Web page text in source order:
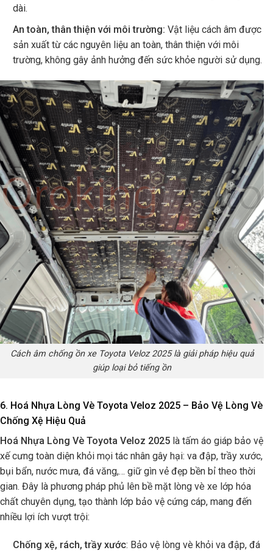
dài.
An toàn, thân thiện với môi trường: Vật liệu cách âm được
sản xuất từ các nguyên liệu an toàn, thân thiện với môi
trường, không gây ảnh hưởng đến sức khỏe người sử dụng.
Cách âm chống ồn xe Toyota Veloz 2025 là giải pháp hiệu quả
giúp loại bỏ tiếng ồn
6. Hoá Nhựa Lòng Vè Toyota Veloz 2025 – Bảo Vệ Lòng Vè
Chống Xệ Hiệu Quả
Hoá Nhựa Lòng Vè Toyota Veloz 2025 là tấm áo giáp bảo vệ
xế cưng toàn diện khỏi mọi tác nhân gây hại: va đập, trầy xước,
bụi bẩn, nước mưa, đá văng,… giữ gìn vẻ đẹp bền bỉ theo thời
gian. Đây là phương pháp phủ lên bề mặt lòng vè xe lớp hóa
chất chuyên dụng, tạo thành lớp bảo vệ cứng cáp, mang đến
nhiều lợi ích vượt trội:
Chống xệ, rách, trầy xước: Bảo vệ lòng vè khỏi va đập, đá